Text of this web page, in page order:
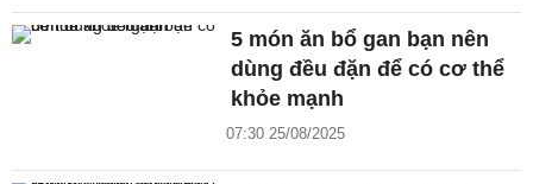
5 món ăn bổ gan bạn nên
dùng đều đặn để có cơ thể
khỏe mạnh
07:30 25/08/2025